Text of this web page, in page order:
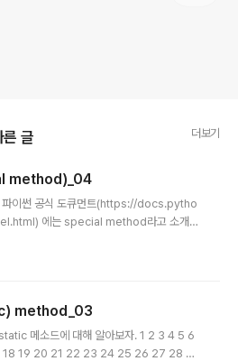
른 글 더보기
method)_04
파이썬 공식 도큐먼트(https://docs.pytho
에는 special method라고 소개
란? 클래스안에 정의할 수 있는 특정한
고 10을 더하는 코드를 작성한다고 가정
# int형 이지만 cl..
method_03
메소드에 대해 알아보자. 1 2 3 4 5 6
18 19 20 21 22 23 24 25 26 27 28 2